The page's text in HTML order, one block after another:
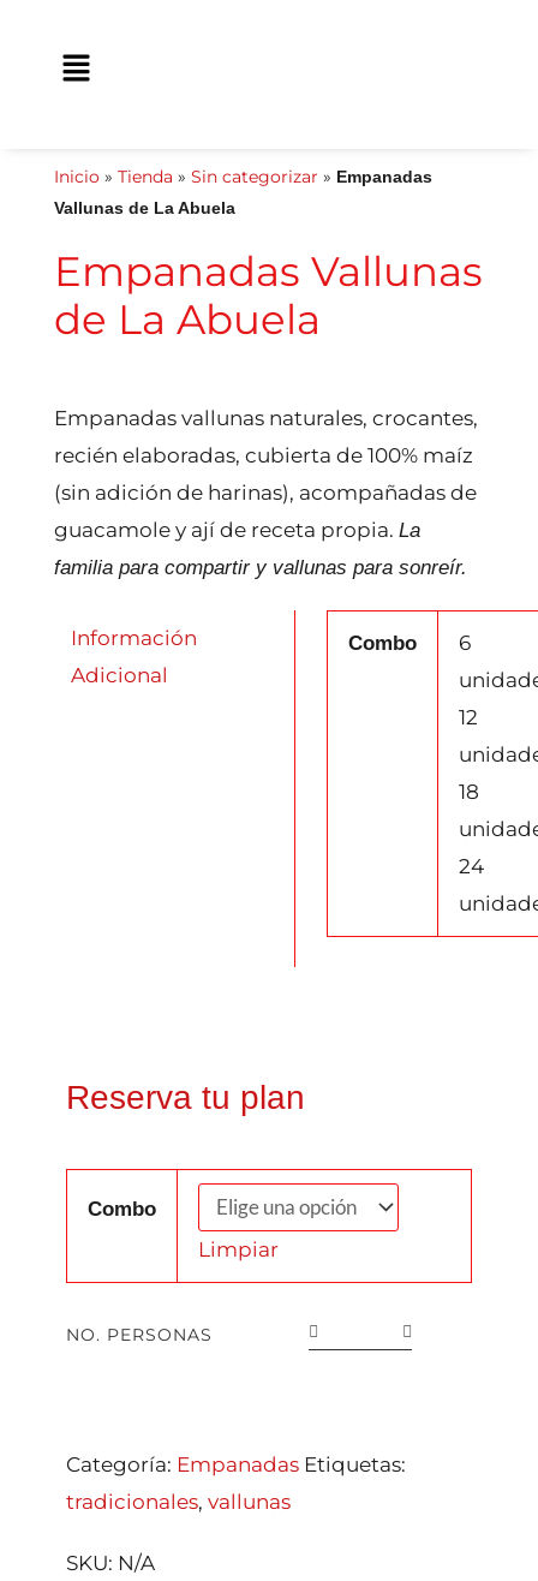
Main
Inicio » Tienda » Sin categorizar » Empanadas
Vallunas de La Abuela
Empanadas Vallunas
de La Abuela
Empanadas vallunas naturales, crocantes,
recién elaboradas, cubierta de 100% maíz
(sin adición de harinas), acompañadas de
guacamole y ají de receta propia. La
familia para compartir y vallunas para sonreír.
Información
Adicional
Combo
6
12
18
24
Reserva tu plan
Combo
Limpiar
NO. PERSONAS
Categoría: Empanadas Etiquetas:
tradicionales, vallunas
SKU: N/A